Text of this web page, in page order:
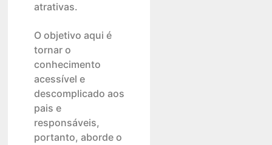
atrativas.
O objetivo aqui é
tornar o
conhecimento
acessível e
descomplicado aos
pais e
responsáveis,
portanto, aborde o